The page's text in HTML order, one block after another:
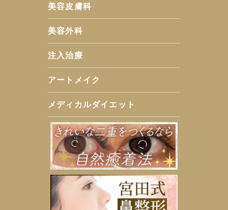
美容皮膚科
美容外科
注入治療
アートメイク
メディカルダイエット